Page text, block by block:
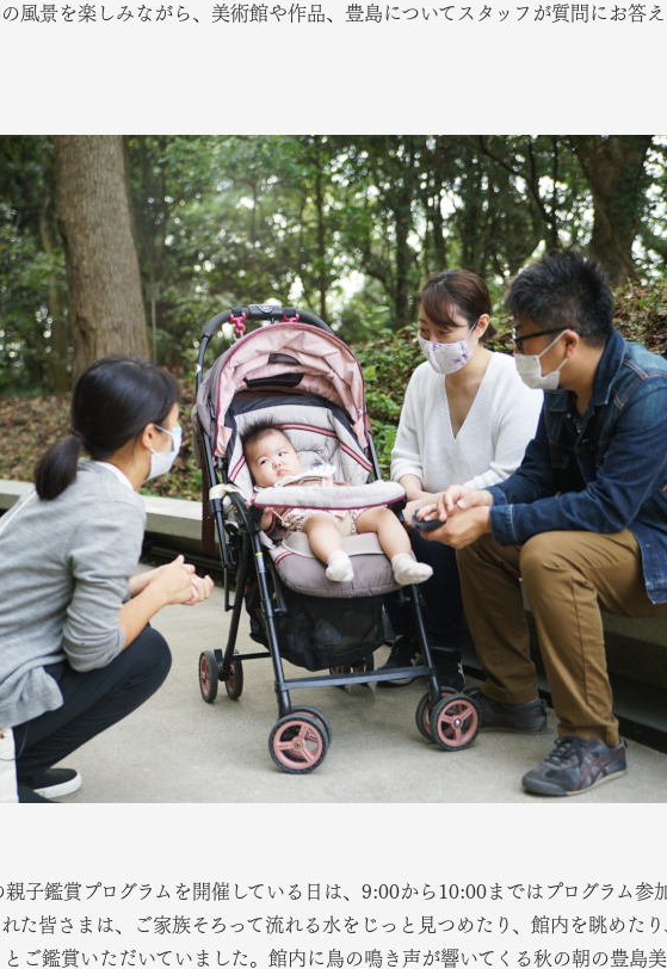
風景を楽しみながら、美術館や作品、豊島についてスタッフが質問にお答
子鑑賞プログラムを開催している日は、9:00から10:00まではプログラム参
た皆さまは、ご家族そろって流れる水をじっと見つめたり、館内を眺めた
ご鑑賞いただいていました。館内に鳥の鳴き声が響いてくる秋の朝の豊島